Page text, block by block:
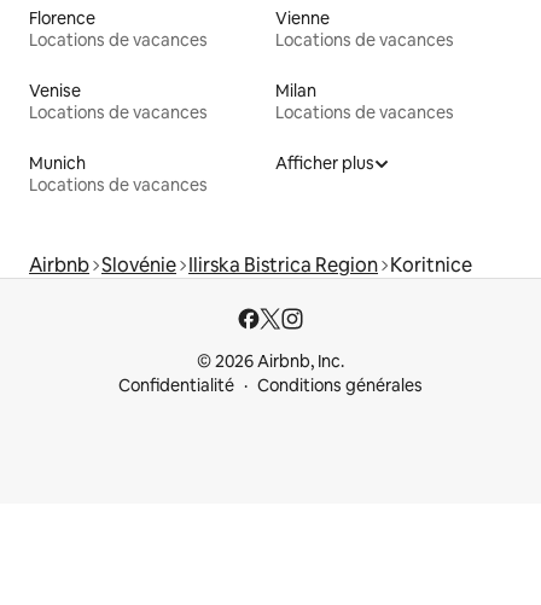
Florence
Locations de vacances
Vienne
Locations de vacances
Venise
Locations de vacances
Milan
Locations de vacances
Munich
Locations de vacances
Afficher plus
Airbnb Slovénie Ilirska Bistrica Region Koritnice
© 2026 Airbnb, Inc.
Confidentialité
Conditions générales